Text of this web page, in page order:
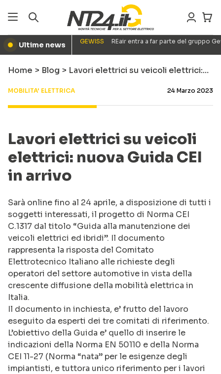
● Ultime news GEWISS REair entra a far parte del gruppo
Home > Blog > Lavori elettrici su veicoli elettrici:…
MOBILITA' ELETTRICA 24 Marzo 2023
Lavori elettrici su veicoli
elettrici: nuova Guida CEI
in arrivo
Sarà online fino al 24 aprile, a disposizione di tutti i
soggetti interessati, il progetto di Norma CEI
C.1317 dal titolo “Guida alla manutenzione dei
veicoli elettrici ed ibridi”. Il documento
rappresenta la risposta del Comitato
Elettrotecnico Italiano alle richieste degli
operatori del settore automotive in vista della
crescente diffusione della mobilità elettrica in
Italia.
Il documento in inchiesta, e’ frutto del lavoro
eseguito da esperti dei tre comitati di riferimento.
L’obiettivo della Guida e’ quello di inserire le
indicazioni della Norma EN 50110 e della Norma
CEI 11-27 (Norma “nata” per le esigenze degli
impiantisti, e tuttora unico riferimento per i lavori